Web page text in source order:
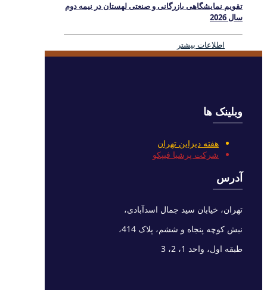
تقویم نمایشگاهی بازرگانی و صنعتی لهستان در نیمه دوم
سال 2026
اطلاعات بیشتر
وبلینک ها
هفته دیزاین تهران
شرکت پرشیا فیپکو
آدرس
تهران، خیابان سید جمال اسدآبادی،
نبش کوچه پنجاه و ششم، پلاک 414،
طبقه اول، واحد 1، 2، 3